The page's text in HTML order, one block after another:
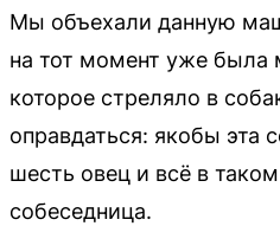
Мы объехали данную
на тот момент уже была
которое стреляло в
оправдаться: якобы эта
шесть овец и всё в
собеседница.